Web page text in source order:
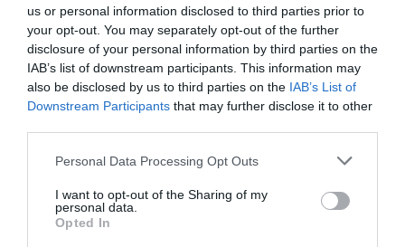
us or personal information disclosed to third parties prior to
your opt-out. You may separately opt-out of the further
disclosure of your personal information by third parties on the
IAB’s list of downstream participants. This information may
also be disclosed by us to third parties on the IAB’s List of
Downstream Participants that may further disclose it to other
Please note that this website/app uses one or more Google
not limited to your visit or usage behaviour. You may click to
grant or deny consent to Google and its third-party tags to
use your data for below specified purposes in below Google
Personal Data Processing Opt Outs
I want to opt-out of the Sharing of my
personal data.
Opted In